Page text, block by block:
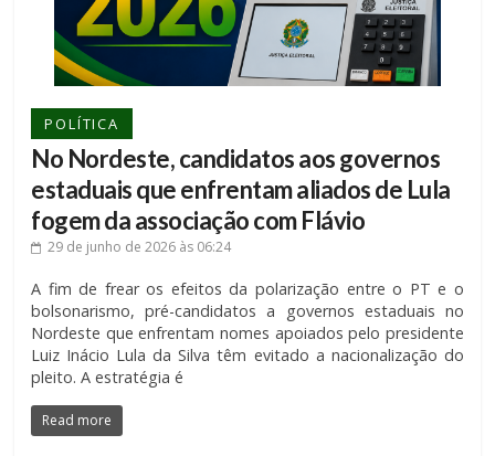
POLÍTICA
No Nordeste, candidatos aos governos
estaduais que enfrentam aliados de Lula
fogem da associação com Flávio
29 de junho de 2026 às 06:24
A fim de frear os efeitos da polarização entre o PT e o
bolsonarismo, pré-candidatos a governos estaduais no
Nordeste que enfrentam nomes apoiados pelo presidente
Luiz Inácio Lula da Silva têm evitado a nacionalização do
pleito. A estratégia é
Read more